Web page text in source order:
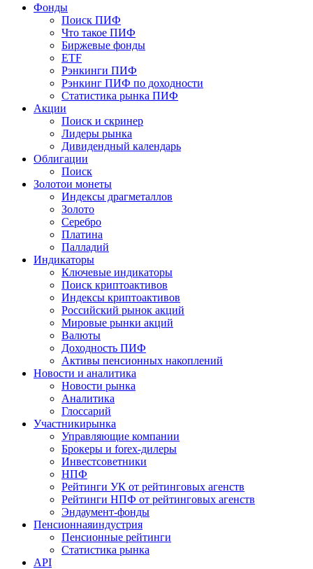
Фонды
Поиск ПИФ
Что такое ПИФ
Биржевые фонды
ETF
Рэнкинги ПИФ
Рэнкинг ПИФ по доходности
Статистика рынка ПИФ
Акции
Поиск и скринер
Лидеры рынка
Дивидендный календарь
Облигации
Поиск
Золотои монеты
Индексы драгметаллов
Золото
Серебро
Платина
Палладий
Индикаторы
Ключевые индикаторы
Поиск криптоактивов
Индексы криптоактивов
Российский рынок акций
Мировые рынки акций
Валюты
Доходность ПИФ
Активы пенсионных накоплений
Новости и аналитика
Новости рынка
Аналитика
Глоссарий
Участникирынка
Управляющие компании
Брокеры и forex-дилеры
Инвестсоветники
НПФ
Рейтинги УК от рейтинговых агенств
Рейтинги НПФ от рейтинговых агенств
Эндаумент-фонды
Пенсионнаяиндустрия
Пенсионные рейтинги
Статистика рынка
API